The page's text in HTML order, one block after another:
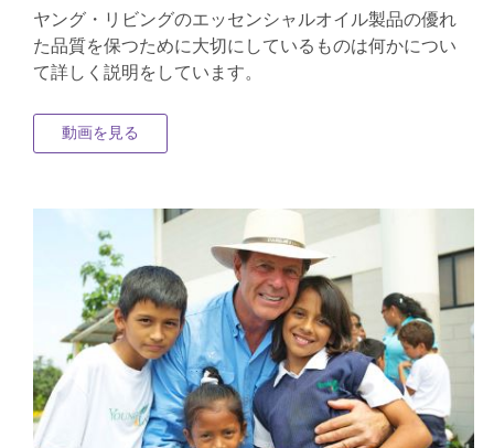
ヤング・リビングのエッセンシャルオイル製品の優れ
た品質を保つために大切にしているものは何かについ
て詳しく説明をしています。
動画を見る